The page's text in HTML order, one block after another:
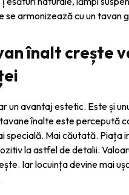
se armonizează cu un tavan
înalt crește
un avantaj estetic. Este și
înalte este percepută
specială. Mai căutată. Piața
la astfel de detalii.
Iar locuința devine mai